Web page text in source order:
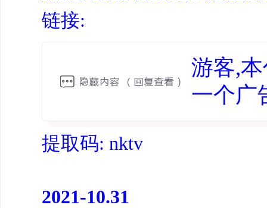
链接:
游客,
一个广
提取码: nktv
2021-10.31